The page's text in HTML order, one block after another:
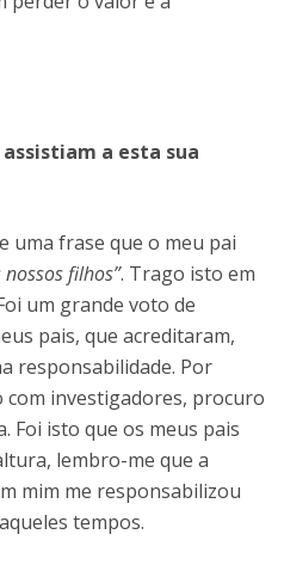
assistiam a esta sua
uma frase que o meu pai
filhos”. Trago isto em
um grande voto de
pais, que acreditaram,
responsabilidade. Por
investigadores, procuro
Foi isto que os meus pais
lembro-me que a
mim me responsabilizou
tempos.